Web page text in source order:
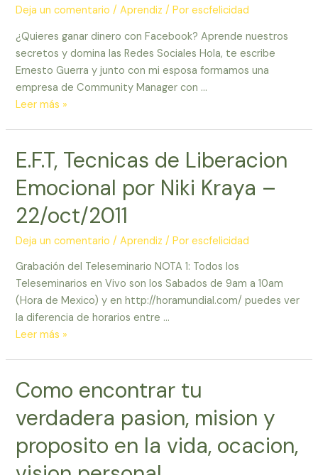
Deja un comentario /Aprendiz / Porescfelicidad
¿Quieres ganar dinero con Facebook? Aprende nuestros
secretos y domina las Redes Sociales Hola, te escribe
Ernesto Guerra y junto con mi esposa formamos una
empresa de Community Manager con …
Club
–
Conviertete
en
Community
Manager
y
DINERO
con
las
Redes
Sociales!!!
Leer más »
E.F.T, Tecnicas de Liberacion
Emocional por Niki Kraya –
22/oct/2011
Deja un comentario /Aprendiz / Porescfelicidad
Grabación del Teleseminario NOTA 1: Todos los
Teleseminarios en Vivo son los Sabados de 9am a 10am
(Hora de Mexico) y en http://horamundial.com/ puedes ver
la diferencia de horarios entre …
E.F.T,
Liberacion
por
Kraya
–
Leer más »
Como encontrar tu
verdadera pasion, mision y
proposito en la vida, ocacion,